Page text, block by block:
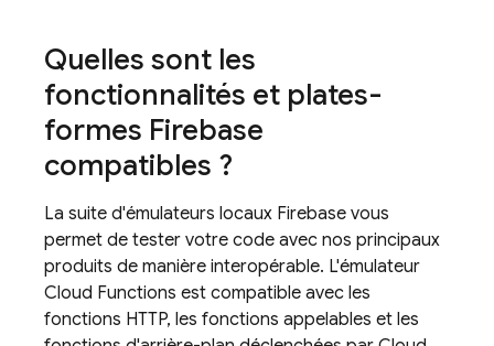
Quelles sont les
fonctionnalités et plates-
formes Firebase
compatibles ?
La suite d'émulateurs locaux Firebase vous
permet de tester votre code avec nos principaux
produits de manière interopérable. L'émulateur
Cloud Functions est compatible avec les
fonctions HTTP, les fonctions appelables et les